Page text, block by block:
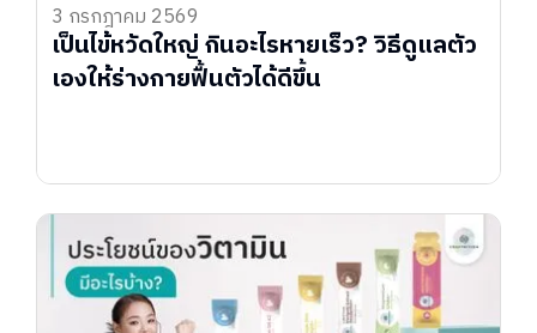
3 กรกฎาคม 2569
เป็นไข้หวัดใหญ่ กินอะไรหายเร็ว? วิธีดูแลตัว
เองให้ร่างกายฟื้นตัวได้ดีขึ้น